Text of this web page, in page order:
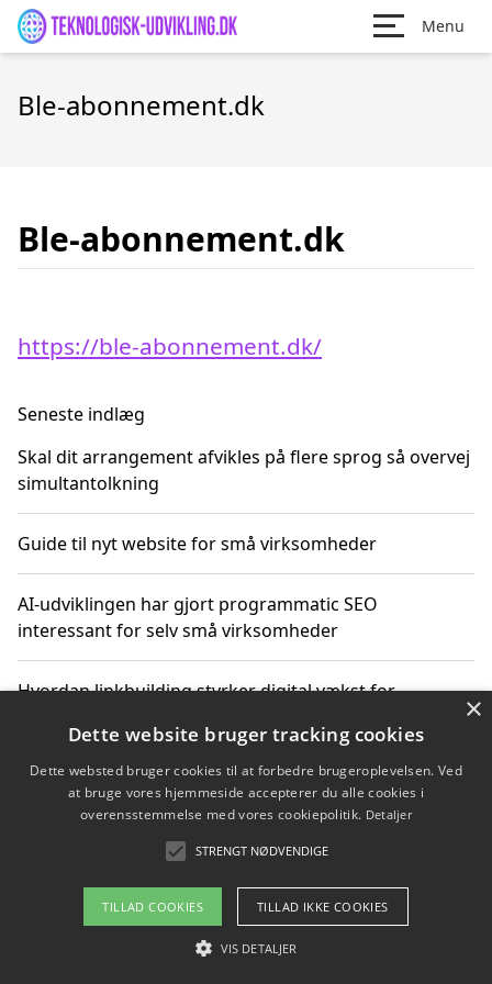
Menu
Ble-abonnement.dk
Ble-abonnement.dk
https://ble-abonnement.dk/
Seneste indlæg
Skal dit arrangement afvikles på flere sprog så overvej
simultantolkning
Guide til nyt website for små virksomheder
AI-udviklingen har gjort programmatic SEO
interessant for selv små virksomheder
Hvordan linkbuilding styrker digital vækst for
Sådan har udviklingen inden for genbrug af elektronik
ændret sig
Copyright 2026 - Pilanto Aps
Om / kontakt
×
Dette website bruger tracking cookies
Dette websted bruger cookies til at forbedre brugeroplevelsen. Ved
at bruge vores hjemmeside accepterer du alle cookies i
overensstemmelse med vores cookiepolitik. Detaljer
STRENGT NØDVENDIGE
TILLAD COOKIES TILLAD IKKE COOKIES
VIS DETALJER